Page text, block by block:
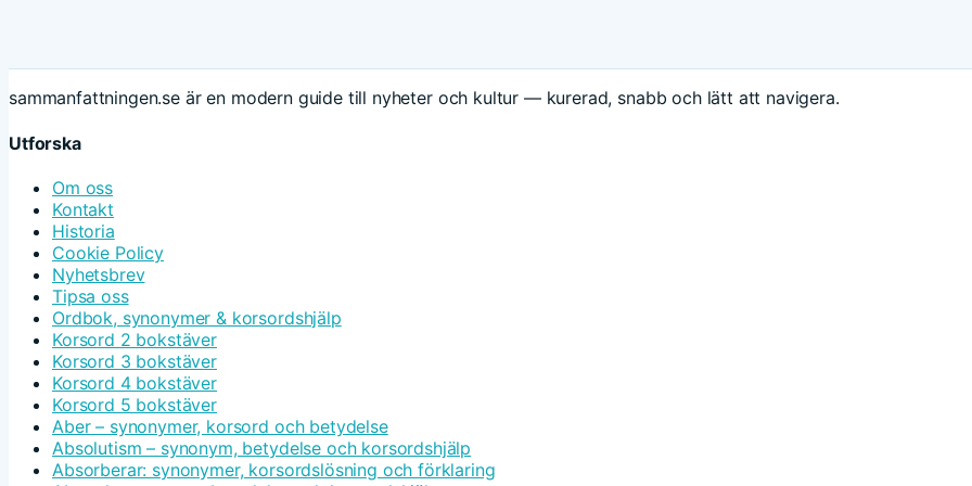
sammanfattningen.se är en modern guide till nyheter och kultur — kurerad, snabb och lätt att navigera.
Utforska
Om oss
Kontakt
Historia
Cookie Policy
Nyhetsbrev
Tipsa oss
Ordbok, synonymer & korsordshjälp
Korsord 2 bokstäver
Korsord 3 bokstäver
Korsord 4 bokstäver
Korsord 5 bokstäver
Aber – synonymer, korsord och betydelse
Absolutism – synonym, betydelse och korsordshjälp
Absorberar: synonymer, korsordslösning och förklaring